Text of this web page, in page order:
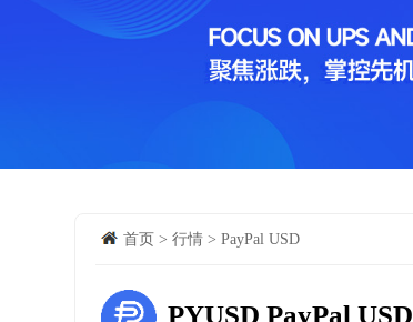
首页 >行情 >PayPal USD
PYUSD PayPal USD